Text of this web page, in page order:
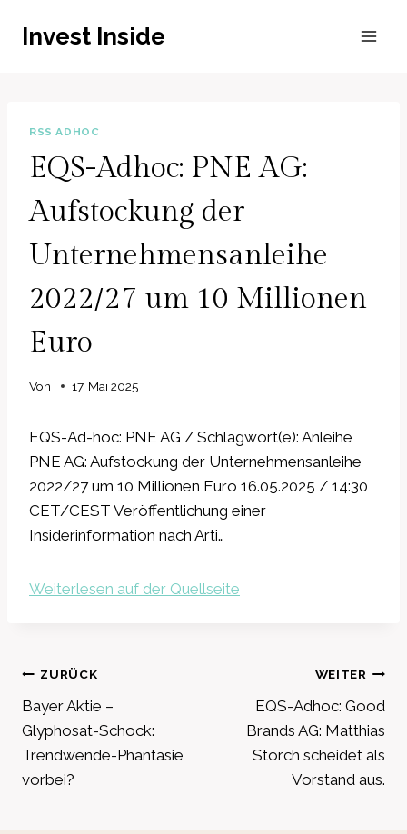
InhaltInvest Inside
RSS ADHOC
EQS-Adhoc: PNE AG:
Aufstockung der
Unternehmensanleihe
2022/27 um 10 Millionen
Euro
Von 17. Mai 2025
EQS-Ad-hoc: PNE AG / Schlagwort(e): Anleihe
PNE AG: Aufstockung der Unternehmensanleihe
2022/27 um 10 Millionen Euro 16.05.2025 / 14:30
CET/CEST Veröffentlichung einer
Insiderinformation nach Arti…
Weiterlesen auf der Quellseite
Beitragsnavigation
ZURÜCK
Bayer Aktie –
Glyphosat-Schock:
Trendwende-Phantasie
vorbei?
WEITER
EQS-Adhoc: Good
Brands AG: Matthias
Storch scheidet als
Vorstand aus.